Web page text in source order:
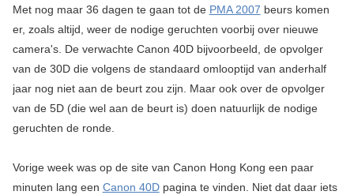
Met nog maar 36 dagen te gaan tot de PMA 2007 beurs komen
er, zoals altijd, weer de nodige geruchten voorbij over nieuwe
camera's. De verwachte Canon 40D bijvoorbeeld, de opvolger
van de 30D die volgens de standaard omlooptijd van anderhalf
jaar nog niet aan de beurt zou zijn. Maar ook over de opvolger
van de 5D (die wel aan de beurt is) doen natuurlijk de nodige
geruchten de ronde.
Vorige week was op de site van Canon Hong Kong een paar
minuten lang een Canon 40Dpagina te vinden. Niet dat daar iets